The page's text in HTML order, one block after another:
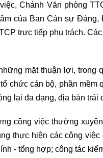
Chánh Văn phòng
của Ban Cán sự
trực tiếp phụ trách.
mặt thuận lợi, trong
chức cán bộ, phần
lại đa dạng, địa bàn trải
công việc thường
thực hiện các công
- tổng hợp; công tác